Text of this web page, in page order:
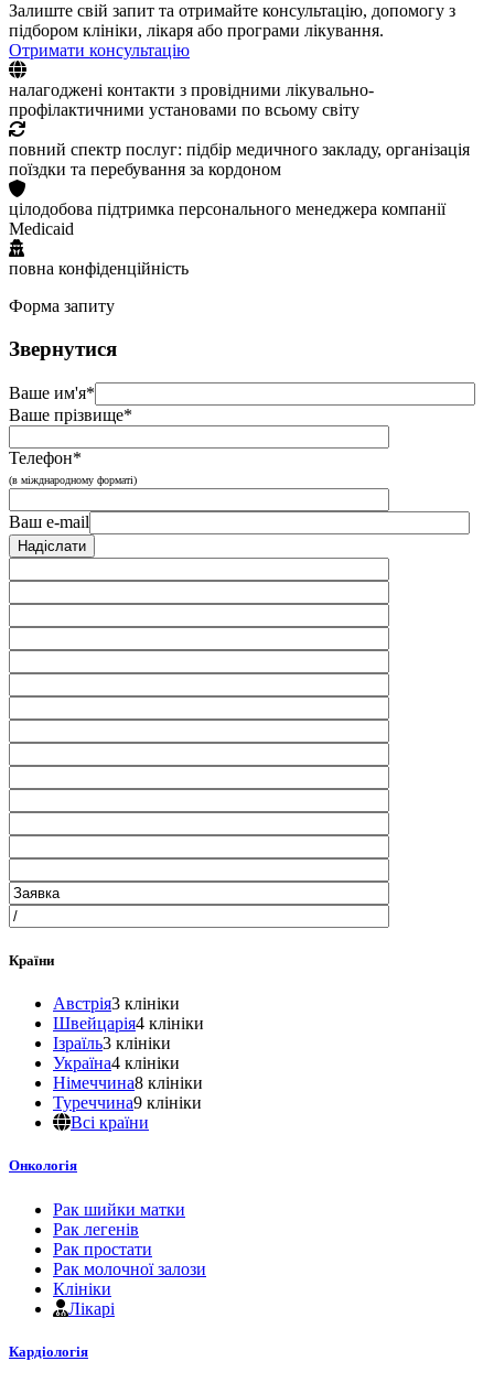
Залиште свій запит та отримайте консультацію, допомогу з
підбором клініки, лікаря або програми лікування.
Отримати консультацію
налагоджені контакти з провідними лікувально-
профілактичними установами по всьому світу
повний спектр послуг: підбір медичного закладу, організація
поїздки та перебування за кордоном
цілодобова підтримка персонального менеджера компанії
Medicaid
повна конфіденційність
Форма запиту
Звернутися
Ваше им'я*
Ваше прізвище*
Телефон*
(в міжднародному форматі)
Ваш e-mail
Країни
Австрія3 клініки
Швейцарія4 клініки
Ізраїль3 клініки
Україна4 клініки
Німеччина8 клініки
Туреччина9 клініки
Всі країни
Онкологія
Рак шийки матки
Рак легенів
Рак простати
Рак молочної залози
Клініки
Лікарі
Кардіологія